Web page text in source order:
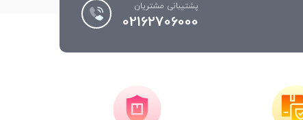
پشتیبانی مشتریان
02162706000